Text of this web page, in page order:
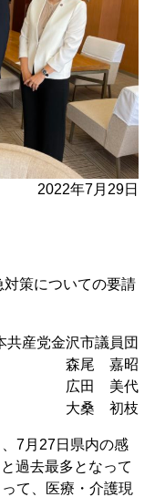
2022年7月29日
策についての要請
共産党金沢市議員団
森尾 嘉昭
美代
初枝
7月27日県内の感
過去最多となって
て、医療・介護現